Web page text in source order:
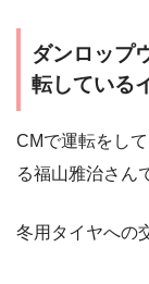
ダンロップ
転している
CMで運転をし
る福山雅治さん
冬用タイヤへの